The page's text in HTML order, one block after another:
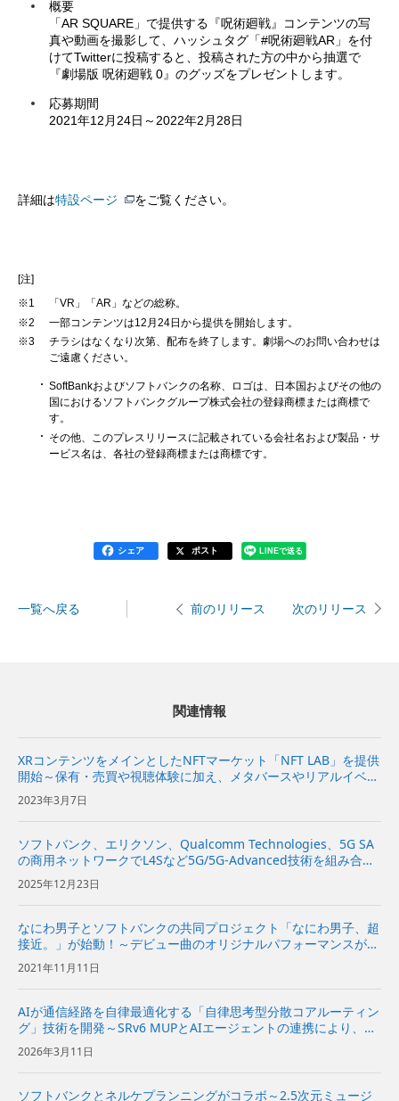
概要
「AR SQUARE」で提供する『呪術廻戦』コンテンツの写
真や動画を撮影して、ハッシュタグ「#呪術廻戦AR」を付
けてTwitterに投稿すると、投稿された方の中から抽選で
『劇場版 呪術廻戦 0』のグッズをプレゼントします。
応募期間
2021年12月24日～2022年2月28日
詳細は特設ページ をご覧ください。
[注]
※1
「VR」「AR」などの総称。
※2
一部コンテンツは12月24日から提供を開始します。
※3
チラシはなくなり次第、配布を終了します。劇場へのお問い合わせは
ご遠慮ください。
SoftBankおよびソフトバンクの名称、ロゴは、日本国およびその他の
国におけるソフトバンクグループ株式会社の登録商標または商標で
す。
その他、このプレスリリースに記載されている会社名および製品・サ
ービス名は、各社の登録商標または商標です。
シェア ポスト LINEで送る
一覧へ戻る 前のリリース 次のリリース
関連情報
XRコンテンツをメインとしたNFTマーケット「NFT LAB」を提供
開始～保有・売買や視聴体験に加え、メタバースやリアルイベン
トもさらに楽しく～
2023年3月7日
ソフトバンク、エリクソン、Qualcomm Technologies、5G SA
の商用ネットワークでL4Sなど5G/5G-Advanced技術を組み合わ
せた低遅延通信のフィールドトライアルを実施～スマートグラス
を活用したXRコンテンツのスト...
2025年12月23日
なにわ男子とソフトバンクの共同プロジェクト「なにわ男子、超
接近。」が始動！～デビュー曲のオリジナルパフォーマンスが楽
しめるxR映像を「5G LAB」で独占配信～
2021年11月11日
AIが通信経路を自律最適化する「自律思考型分散コアルーティン
グ」技術を開発～SRv6 MUPとAIエージェントの連携により、効
率性と低遅延を両立～
2026年3月11日
ソフトバンクとネルケプランニングがコラボ～2.5次元ミュージ